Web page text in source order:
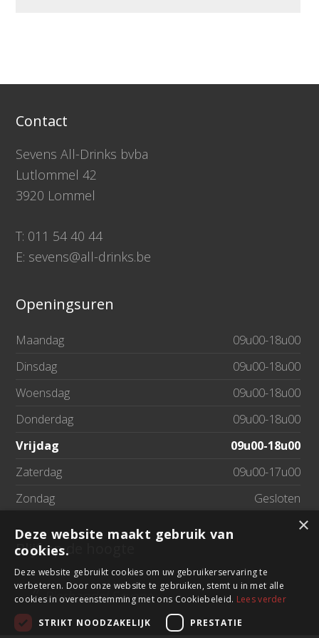
Contact
Sevens All-Drinks bvba
Lutlommel 42
3920 Lommel
T: 011 54 40 44
E: sevens@all-drinks.be
Openingsuren
Maandag
09u00-18u00
Dinsdag
09u00-18u00
Woensdag
09u00-18u00
Donderdag
09u00-18u00
Vrijdag
09u00-18u00
Zaterdag
09u00-17u00
Zondag
Gesloten
Blijf op de hoogte
Bierhandel Sevens
×
Deze website maakt gebruik van
cookies.
Deze website gebruikt cookies om uw gebruikerservaring te
verbeteren. Door onze website te gebruiken, stemt u in met alle
cookies in overeenstemming met ons Cookiebeleid. Lees verder
STRIKT NOODZAKELIJK
PRESTATIE